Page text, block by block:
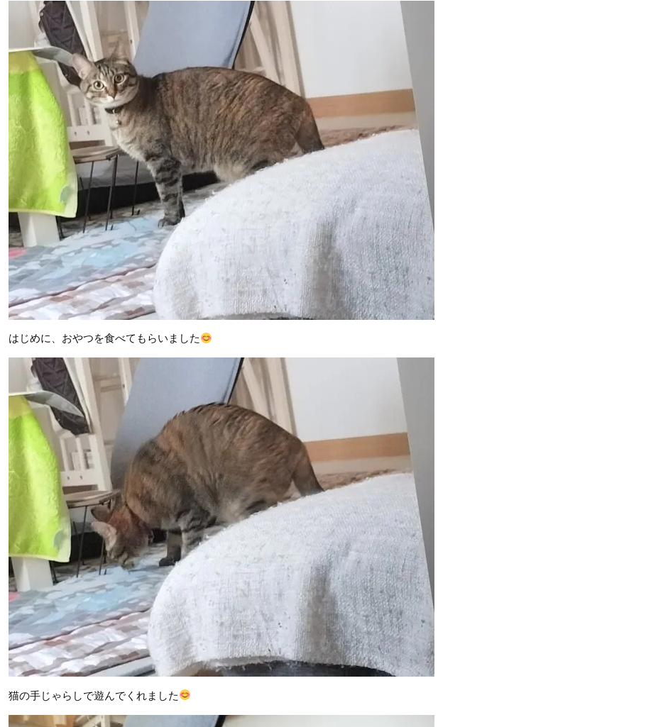
はじめに、おやつを食べてもらいました
猫の手じゃらしで遊んでくれました